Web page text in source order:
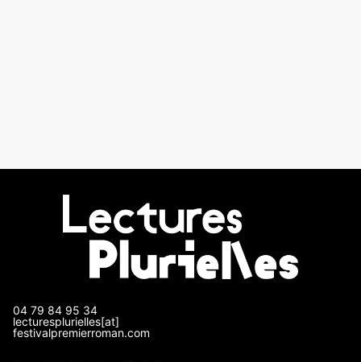
04 79 84 95 34
lecturesplurielles[at]
festivalpremierroman.com